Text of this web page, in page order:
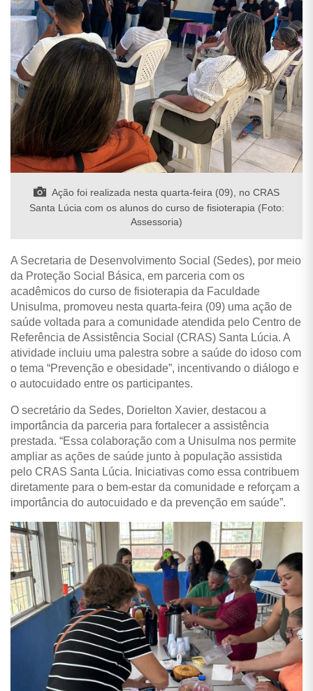
Ação foi realizada nesta quarta-feira (09), no CRAS
Santa Lúcia com os alunos do curso de fisioterapia (Foto:
Assessoria)
A Secretaria de Desenvolvimento Social (Sedes), por meio
da Proteção Social Básica, em parceria com os
acadêmicos do curso de fisioterapia da Faculdade
Unisulma, promoveu nesta quarta-feira (09) uma ação de
saúde voltada para a comunidade atendida pelo Centro de
Referência de Assistência Social (CRAS) Santa Lúcia. A
atividade incluiu uma palestra sobre a saúde do idoso com
o tema “Prevenção e obesidade”, incentivando o diálogo e
o autocuidado entre os participantes.
O secretário da Sedes, Dorielton Xavier, destacou a
importância da parceria para fortalecer a assistência
prestada. “Essa colaboração com a Unisulma nos permite
ampliar as ações de saúde junto à população assistida
pelo CRAS Santa Lúcia. Iniciativas como essa contribuem
diretamente para o bem-estar da comunidade e reforçam a
importância do autocuidado e da prevenção em saúde”.